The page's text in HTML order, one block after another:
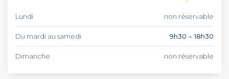
Lundi non réservable
Du mardi au samedi 9h30 – 18h30
Dimanche non réservable